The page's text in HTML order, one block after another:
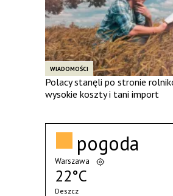
WIADOMOŚCI
Polacy stanęli po stronie
wysokie koszty i tani import
pogoda
Warszawa
22°C
Deszcz